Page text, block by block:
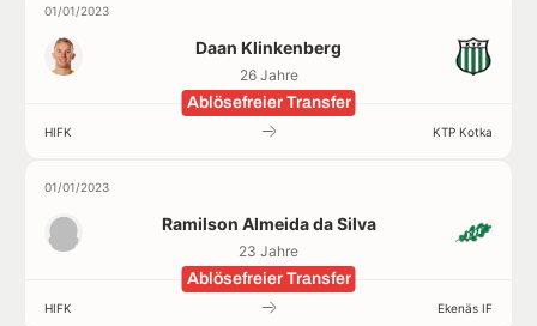
01/01/2023
Daan Klinkenberg
26 Jahre
Ablösefreier Transfer
HIFK KTP Kotka
01/01/2023
Ramilson Almeida da Silva
23 Jahre
Ablösefreier Transfer
HIFK Ekenäs IF